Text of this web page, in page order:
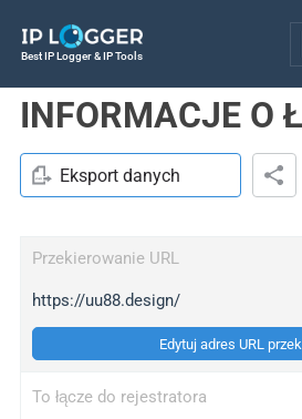
Best IP Logger & IP Tools
INFORMACJE O
Eksport danych
Przekierowanie URL
https://uu88.design/
Edytuj adres URL
To łącze do rejestratora